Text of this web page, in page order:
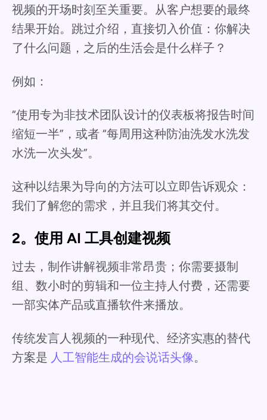
视频的开场时刻至关重要。从客户想要的最终
结果开始。跳过介绍，直接切入价值：你解决
了什么问题，之后的生活会是什么样子？
例如：
“使用专为非技术团队设计的仪表板将报告时间
缩短一半”，或者 “每周用这种防油洗发水洗发
水洗一次头发”。
这种以结果为导向的方法可以立即告诉观众：
我们了解您的需求，并且我们将其交付。
2。使用 AI 工具创建视频
过去，制作讲解视频非常昂贵；你需要摄制
组、数小时的剪辑和一位主持人付费，还需要
一部实体产品或直播软件来播放。
传统发言人视频的一种现代、经济实惠的替代
方案是 人工智能生成的会说话头像。